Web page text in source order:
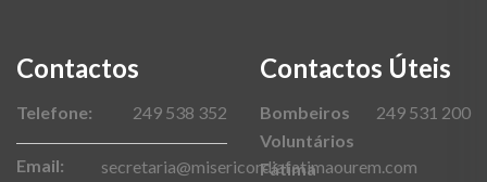
Contactos
Telefone: 249 538 352
Email: secretaria@misericordiafatimaourem.com
Contactos Úteis
Bombeiros
Voluntários
Fátima
249 531 200